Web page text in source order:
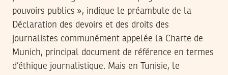
pouvoirs publics », indique le préambule de la
Déclaration des devoirs et des droits des
journalistes communément appelée la Charte de
Munich, principal document de référence en termes
d’éthique journalistique. Mais en Tunisie, le